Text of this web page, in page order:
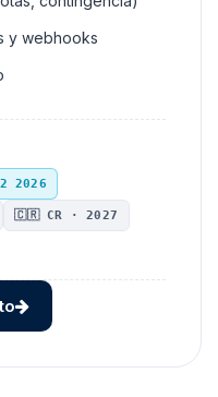
y webhooks
2026
🇨🇷 CR · 2027